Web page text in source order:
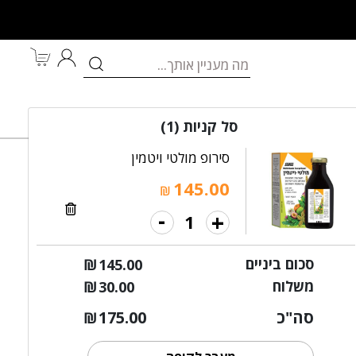
מותגים במבצע
סל קניות(1)
סירופ מולטי ויטמין
₪ 145.00
+
-
סכום ביניים ₪145.00
משלוח
₪30.00
סה"כ ₪175.00
וספירולינה נוזלי